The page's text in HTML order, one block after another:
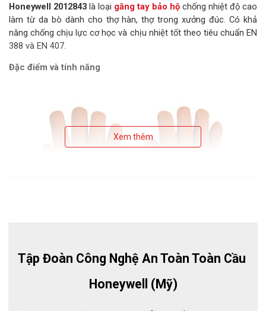
Honeywell 2012843 là loại găng tay bảo hộchống nhiệt độ cao
làm từ da bò dành cho thợ hàn, thợ trong xưởng đúc. Có khả
năng chống chịu lực cơ học và chịu nhiệt tốt theo tiêu chuẩn EN
388 và EN 407.
Đặc điểm và tính năng
Xem thêm
Tập Đoàn Công Nghệ An Toàn Toàn Cầu
Honeywell (Mỹ)